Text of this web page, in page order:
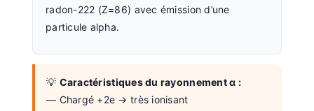
radon-222 (Z=86) avec émission d’une
particule alpha.
💡 Caractéristiques du rayonnement α :
— Chargé +2e → très ionisant